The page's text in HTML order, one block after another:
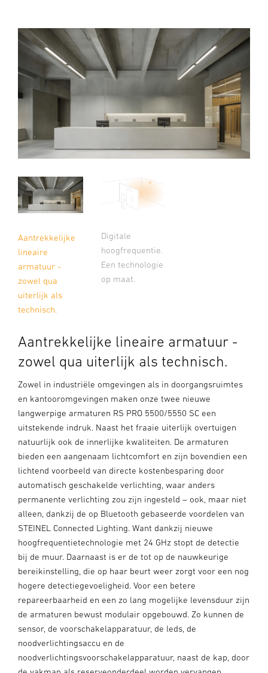
Aantrekkelijke
lineaire
armatuur -
zowel qua
uiterlijk als
technisch.
Digitale
hoogfrequentie.
Een technologie
op maat.
Aantrekkelijke lineaire armatuur -
zowel qua uiterlijk als technisch.
Zowel in industriële omgevingen als in doorgangsruimtes
en kantooromgevingen maken onze twee nieuwe
langwerpige armaturen RS PRO 5500/5550 SC een
uitstekende indruk. Naast het fraaie uiterlijk overtuigen
natuurlijk ook de innerlijke kwaliteiten. De armaturen
bieden een aangenaam lichtcomfort en zijn bovendien een
lichtend voorbeeld van directe kostenbesparing door
automatisch geschakelde verlichting, waar anders
permanente verlichting zou zijn ingesteld – ook, maar niet
alleen, dankzij de op Bluetooth gebaseerde voordelen van
STEINEL Connected Lighting. Want dankzij nieuwe
hoogfrequentietechnologie met 24 GHz stopt de detectie
bij de muur. Daarnaast is er de tot op de nauwkeurige
bereikinstelling, die op haar beurt weer zorgt voor een nog
hogere detectiegevoeligheid. Voor een betere
repareerbaarheid en een zo lang mogelijke levensduur zijn
de armaturen bewust modulair opgebouwd. Zo kunnen de
sensor, de voorschakelapparatuur, de leds, de
noodverlichtingsaccu en de
noodverlichtingsvoorschakelapparatuur, naast de kap, door